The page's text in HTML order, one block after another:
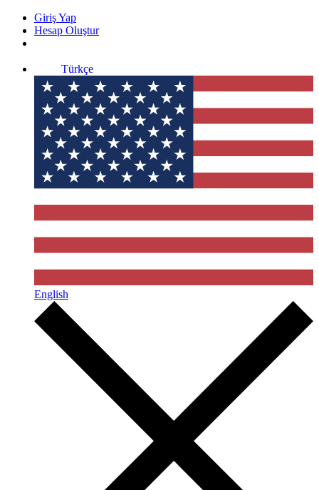
Giriş Yap
Hesap Oluştur
Türkçe
English